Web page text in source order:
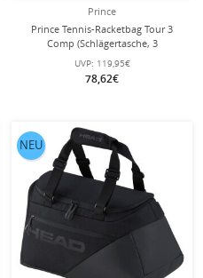
Prince
Prince Tennis-Racketbag Tour 3
Comp (Schlägertasche, 3
Hauptfächer, Thermofach) 2025
schwarz/rot 12er
UVP: 119,95€
78,62€
NEU